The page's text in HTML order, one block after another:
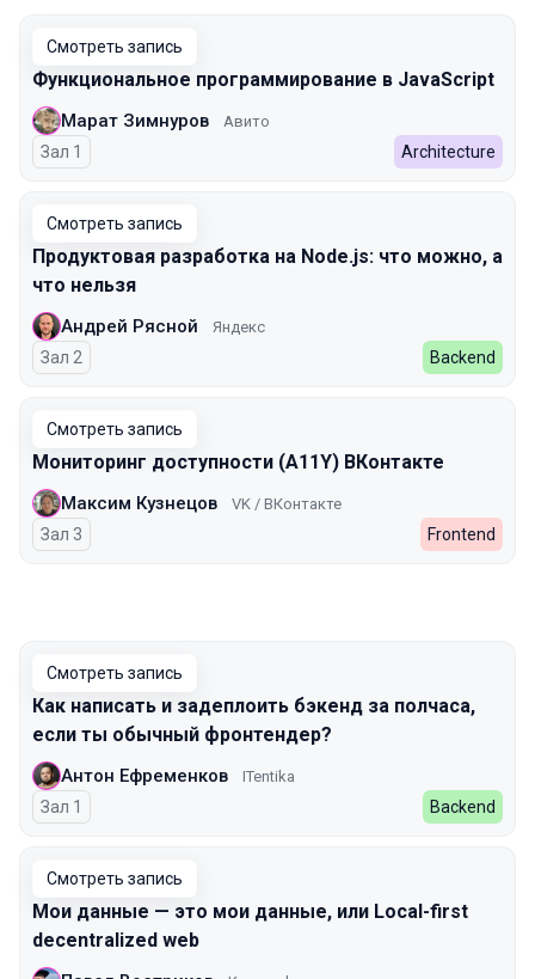
Смотреть запись
Функциональное программирование в JavaScript
Марат Зимнуров Авито
Зал 1 Architecture
Смотреть запись
Продуктовая разработка на Node.js: что можно, а
что нельзя
Андрей Рясной Яндекс
Зал 2 Backend
Смотреть запись
Мониторинг доступности (A11Y) ВКонтакте
Максим Кузнецов VK / ВКонтакте
Зал 3 Frontend
Смотреть запись
Как написать и задеплоить бэкенд за полчаса,
если ты обычный фронтендер?
Антон Ефременков ITentika
Зал 1 Backend
Смотреть запись
Мои данные — это мои данные, или Local-first
decentralized web